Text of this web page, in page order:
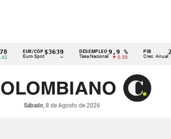
EUR/COP
Euro Spot
$3639
—
DESEMPLEO
Tasa Nacional
9,9 %
▼ 0.30
PIB
Crec. Anual
2,8 %
▲ 0.10
Sábado, 8 de Agosto de 2026